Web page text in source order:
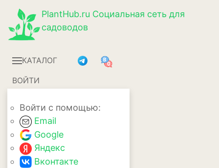
PlantHub.ru Социальная сеть для
садоводов
КАТАЛОГ
ВОЙТИ
Войти с помощью:
Email
Google
Яндекс
Вконтакте